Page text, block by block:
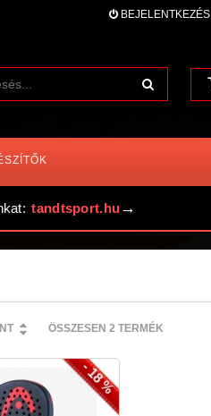
BEJELENTKEZÉS
tandtsport.hu→
ÖSSZESEN 2 TERMÉK
- 18 %